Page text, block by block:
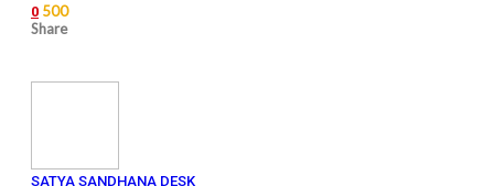
0 500
Share
SATYA SANDHANA DESK